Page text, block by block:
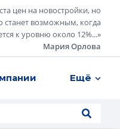
цен на новостройки, но
возможным, когда
к уровню около 12%...»
Мария Орлова
Ещё